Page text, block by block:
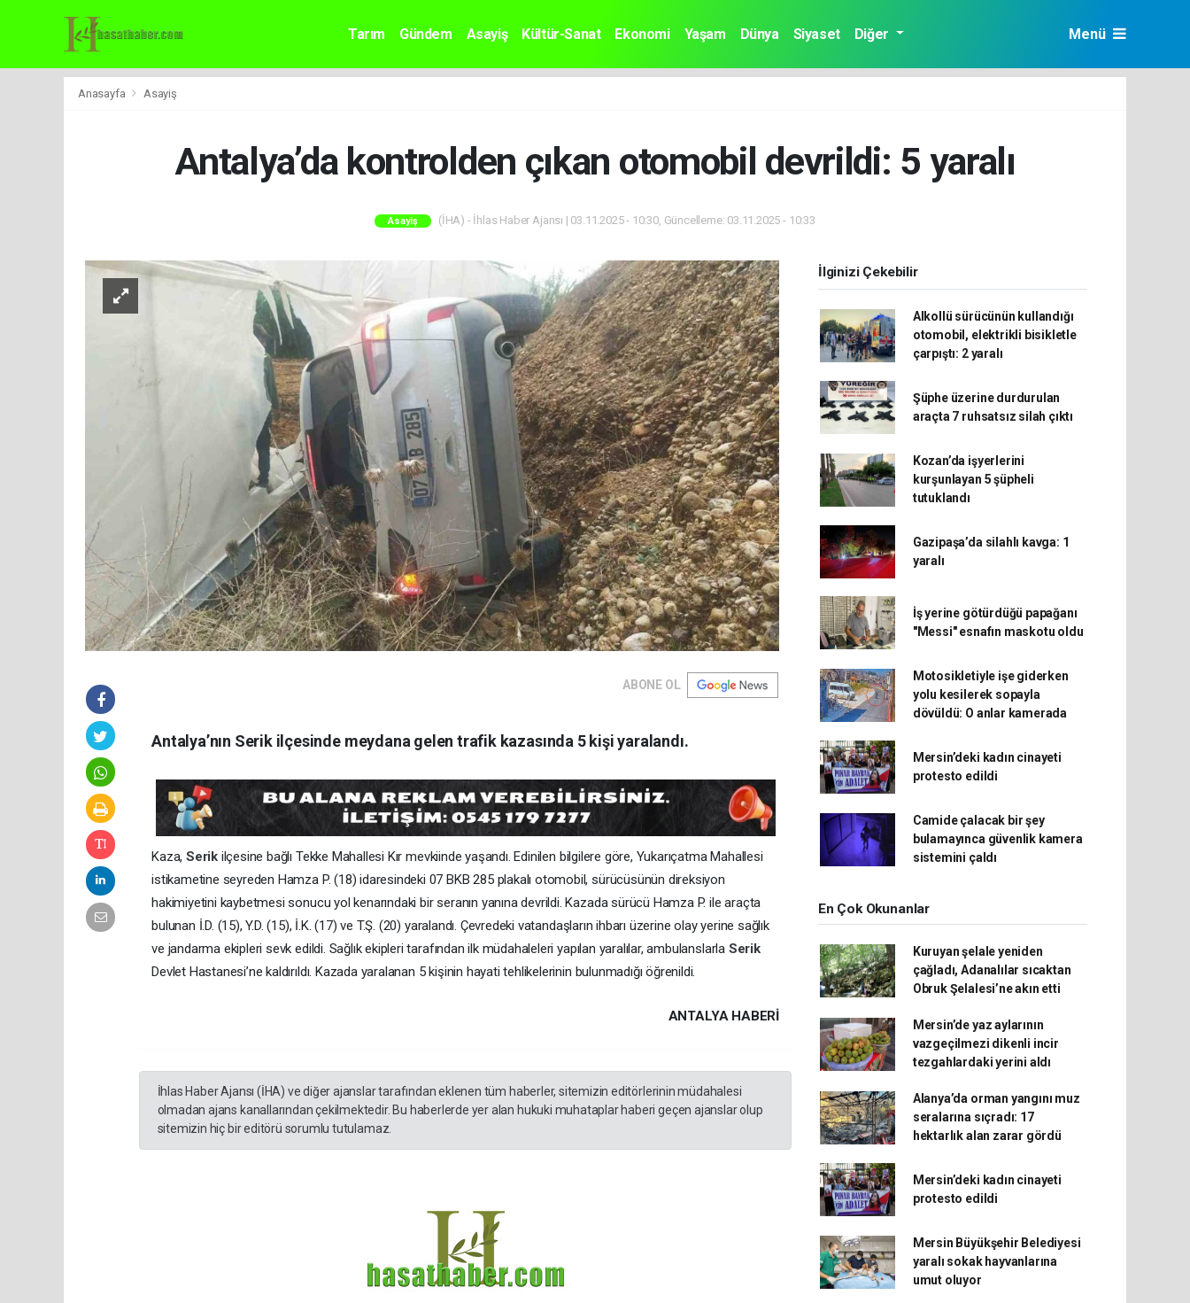
Tarım Gündem Asayiş Kültür-Sanat Ekonomi Yaşam Dünya Siyaset Diğer Menü
Anasayfa Asayiş
Antalya’da kontrolden çıkan otomobil devrildi: 5 yaralı
Asayiş (İHA) - İhlas Haber Ajansı | 03.11.2025 - 10:30, Güncelleme: 03.11.2025 - 10:33
ABONE OL
Antalya’nın Serik ilçesinde meydana gelen trafik kazasında 5 kişi yaralandı.
Kaza, Serik ilçesine bağlı Tekke Mahallesi Kır mevkiinde yaşandı. Edinilen bilgilere göre, Yukarıçatma Mahallesi
istikametine seyreden Hamza P. (18) idaresindeki 07 BKB 285 plakalı otomobil, sürücüsünün direksiyon
hakimiyetini kaybetmesi sonucu yol kenarındaki bir seranın yanına devrildi. Kazada sürücü Hamza P. ile araçta
bulunan İ.D. (15), Y.D. (15), İ.K. (17) ve T.Ş. (20) yaralandı. Çevredeki vatandaşların ihbarı üzerine olay yerine sağlık
ve jandarma ekipleri sevk edildi. Sağlık ekipleri tarafından ilk müdahaleleri yapılan yaralılar, ambulanslarla Serik
Devlet Hastanesi’ne kaldırıldı. Kazada yaralanan 5 kişinin hayati tehlikelerinin bulunmadığı öğrenildi.
ANTALYA HABERİ
İhlas Haber Ajansı (İHA) ve diğer ajanslar tarafından eklenen tüm haberler, sitemizin editörlerinin müdahalesi
olmadan ajans kanallarından çekilmektedir. Bu haberlerde yer alan hukuki muhataplar haberi geçen ajanslar olup
sitemizin hiç bir editörü sorumlu tutulamaz.
İlginizi Çekebilir
Alkollü sürücünün kullandığı
otomobil, elektrikli bisikletle
çarpıştı: 2 yaralı
Şüphe üzerine durdurulan
araçta 7 ruhsatsız silah çıktı
Kozan’da işyerlerini
kurşunlayan 5 şüpheli
tutuklandı
Gazipaşa’da silahlı kavga: 1
yaralı
İş yerine götürdüğü papağanı
"Messi" esnafın maskotu oldu
Motosikletiyle işe giderken
yolu kesilerek sopayla
dövüldü: O anlar kamerada
Mersin’deki kadın cinayeti
protesto edildi
Camide çalacak bir şey
bulamayınca güvenlik kamera
sistemini çaldı
En Çok Okunanlar
Kuruyan şelale yeniden
çağladı, Adanalılar sıcaktan
Obruk Şelalesi’ne akın etti
Mersin’de yaz aylarının
vazgeçilmezi dikenli incir
tezgahlardaki yerini aldı
Alanya’da orman yangını muz
seralarına sıçradı: 17
hektarlık alan zarar gördü
Mersin’deki kadın cinayeti
protesto edildi
Mersin Büyükşehir Belediyesi
yaralı sokak hayvanlarına
umut oluyor